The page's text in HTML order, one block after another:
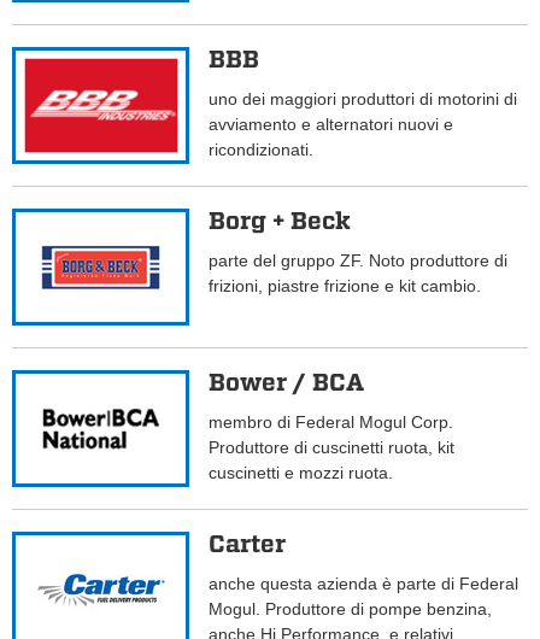
BBB
uno dei maggiori produttori di motorini di
avviamento e alternatori nuovi e
ricondizionati.
Borg + Beck
parte del gruppo ZF. Noto produttore di
frizioni, piastre frizione e kit cambio.
Bower / BCA
membro di Federal Mogul Corp.
Produttore di cuscinetti ruota, kit
cuscinetti e mozzi ruota.
Carter
anche questa azienda è parte di Federal
Mogul. Produttore di pompe benzina,
anche Hi Performance, e relativi